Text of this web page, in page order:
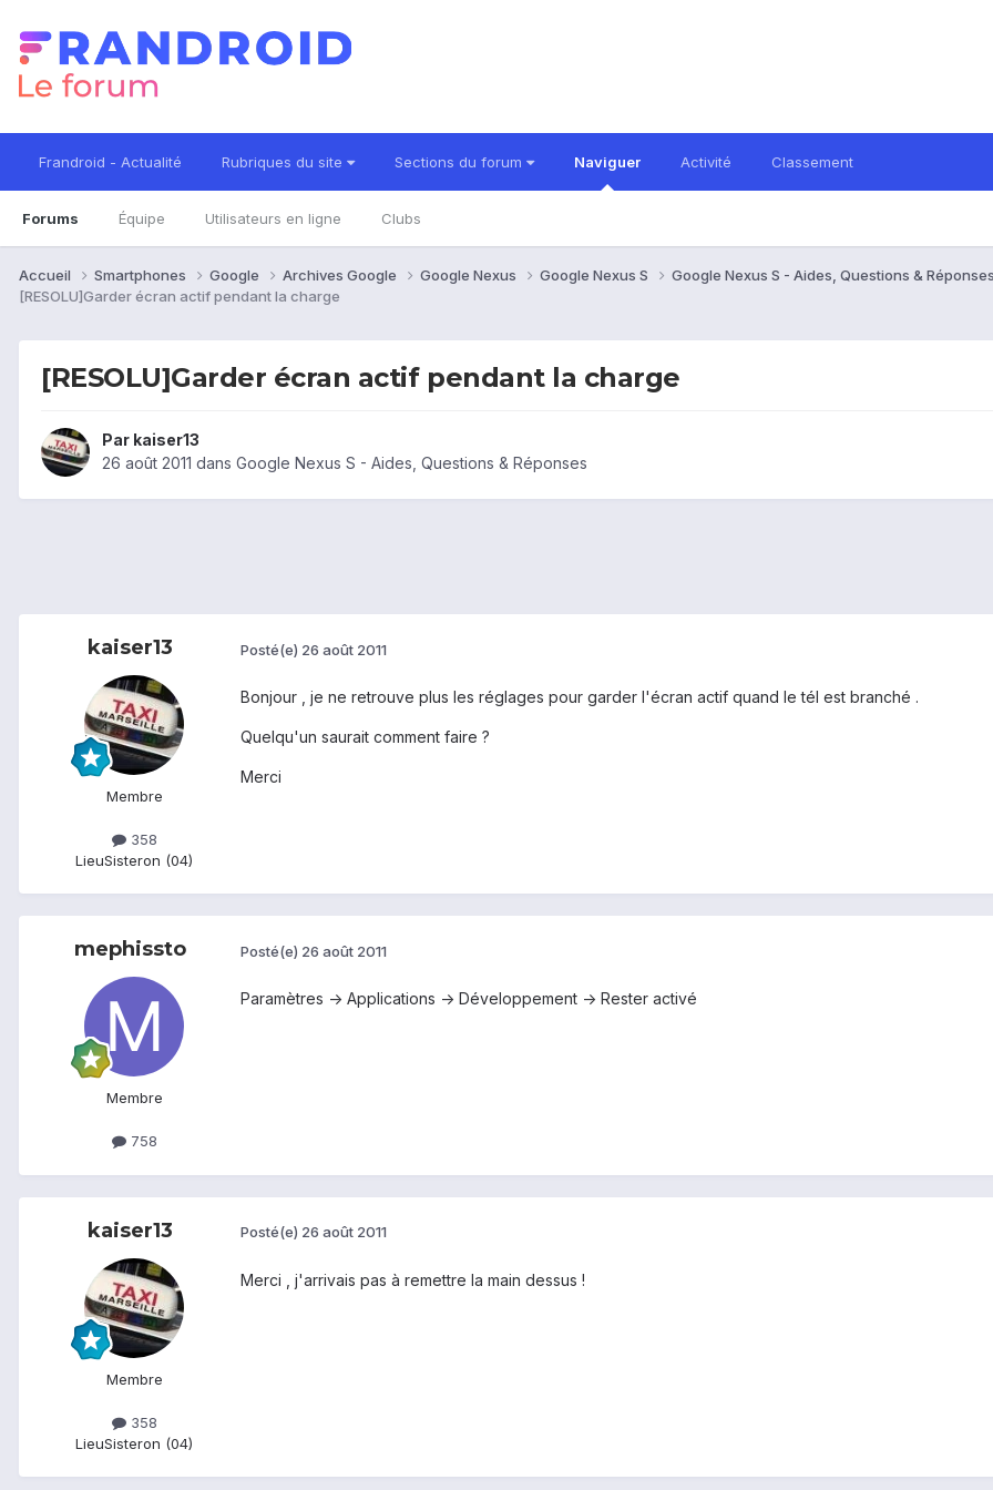
Frandroid - Actualité Rubriques du site Sections du forum Naviguer
Forums Équipe Utilisateurs en ligne Clubs
Activité Classement
Accueil Smartphones Google Archives Google Google Nexus Google Nexus S
Google Nexus S - Aides, Questions & Réponses
[RESOLU]Garder écran actif pendant la charge
[RESOLU]Garder écran actif pendant la charge
Par kaiser13
26 août 2011 dans Google Nexus S - Aides, Questions & Réponses
kaiser13
Membre
358
LieuSisteron (04)
Posté(e) 26 août 2011
Bonjour , je ne retrouve plus les réglages pour garder l'écran actif quand le tél est branché .
Quelqu'un saurait comment faire ?
Merci
mephissto
Membre
758
Posté(e) 26 août 2011
Paramètres -> Applications -> Développement -> Rester activé
kaiser13
Membre
358
LieuSisteron (04)
Posté(e) 26 août 2011
Merci , j'arrivais pas à remettre la main dessus !